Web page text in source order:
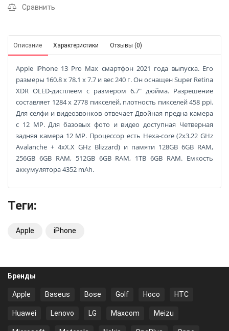
Сравнить
Описание Характеристики Отзывы (0)
Apple iPhone 13 Pro Max смартфон 2021 года выпуска. Его
размеры 160.8 x 78.1 x 7.7 и вес 240 г. Он оснащен Super Retina
XDR OLED-дисплеем с размером 6.7" дюйма. Разрешение
составляет 1284 x 2778 пикселей, плотность пикселей 458 ppi.
Для селфи и видеозвонков отвечает Двойная предна камера
с 12 MP. Для базовых фото и видео доступная Четверная
задняя камера 12 MP. Процессор есть Hexa-core (2x3.22 GHz
Avalanche + 4xX.X GHz Blizzard) и памяти 128GB 6GB RAM,
256GB 6GB RAM, 512GB 6GB RAM, 1TB 6GB RAM. Емкость
аккумулятора 4352 mAh.
Теги:
Apple iPhone
Бренды
Apple Baseus Bose Golf Hoco HTC
Huawei Lenovo LG Maxcom Meizu